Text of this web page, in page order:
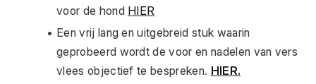
voor de hond HIER
Een vrij lang en uitgebreid stuk waarin
geprobeerd wordt de voor en nadelen van vers
vlees objectief te bespreken. HIER.